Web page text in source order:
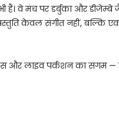
हैं। वे मंच पर डर्बुका और
केवल संगीत नहीं, बल्कि
और लाइव पर्कशन का संगम —